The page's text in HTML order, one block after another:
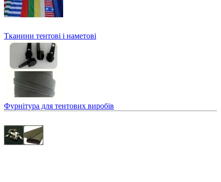
Тканини тентові і наметові
Фурнітура для тентових виробів